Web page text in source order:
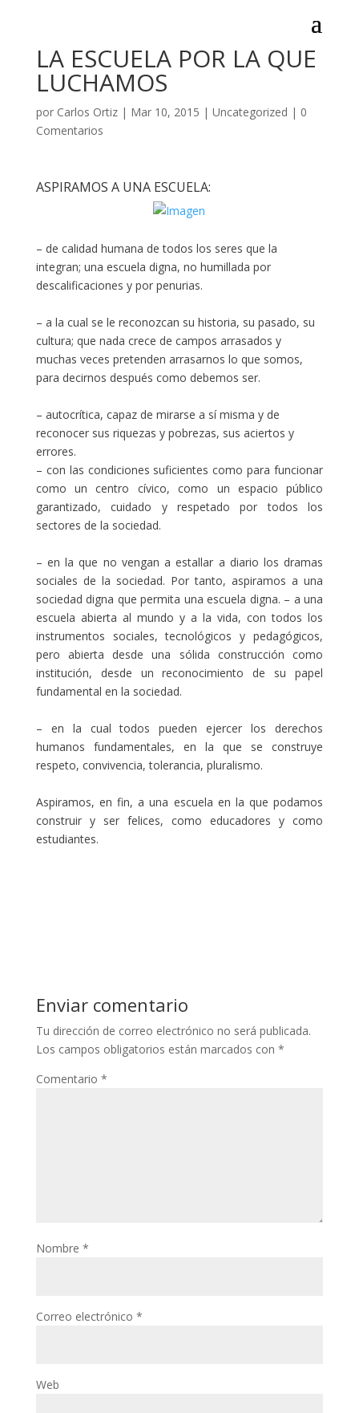
LA ESCUELA POR LA QUE
LUCHAMOS
por Carlos Ortiz| Mar 10, 2015 | Uncategorized | 0
Comentarios
ASPIRAMOS A UNA ESCUELA:
– de calidad humana de todos los seres que la
integran; una escuela digna, no humillada por
descalificaciones y por penurias.
– a la cual se le reconozcan su historia, su pasado, su
cultura; que nada crece de campos arrasados y
muchas veces pretenden arrasarnos lo que somos,
para decirnos después como debemos ser.
– autocrítica, capaz de mirarse a sí misma y de
reconocer sus riquezas y pobrezas, sus aciertos y
errores.
– con las condiciones suficientes como para funcionar
como un centro cívico, como un espacio público
garantizado, cuidado y respetado por todos los
sectores de la sociedad.
– en la que no vengan a estallar a diario los dramas
sociales de la sociedad. Por tanto, aspiramos a una
sociedad digna que permita una escuela digna. – a una
escuela abierta al mundo y a la vida, con todos los
instrumentos sociales, tecnológicos y pedagógicos,
pero abierta desde una sólida construcción como
institución, desde un reconocimiento de su papel
fundamental en la sociedad.
– en la cual todos pueden ejercer los derechos
humanos fundamentales, en la que se construye
respeto, convivencia, tolerancia, pluralismo.
Aspiramos, en fin, a una escuela en la que podamos
construir y ser felices, como educadores y como
estudiantes.
Enviar comentario
Tu dirección de correo electrónico no será publicada.
Los campos obligatorios están marcados con *
Comentario *
Nombre *
Correo electrónico *
Web